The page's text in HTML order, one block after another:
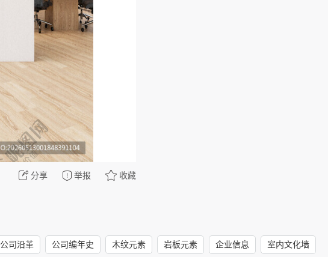
分享 举报 收藏
公司沿革 公司编年史 木纹元素 岩板元素 企业信息 室内文化墙